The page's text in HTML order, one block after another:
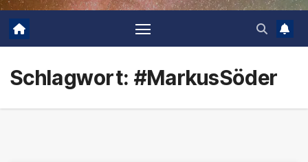
Schlagwort: #MarkusSöder